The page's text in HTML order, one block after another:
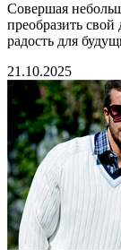
Совершая
преобразить
радость для
21.10.2025